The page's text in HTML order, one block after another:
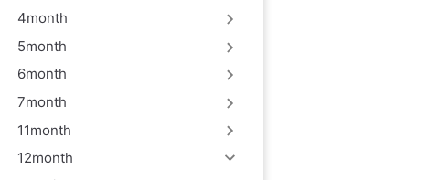
4month
5month
6month
7month
11month
12month